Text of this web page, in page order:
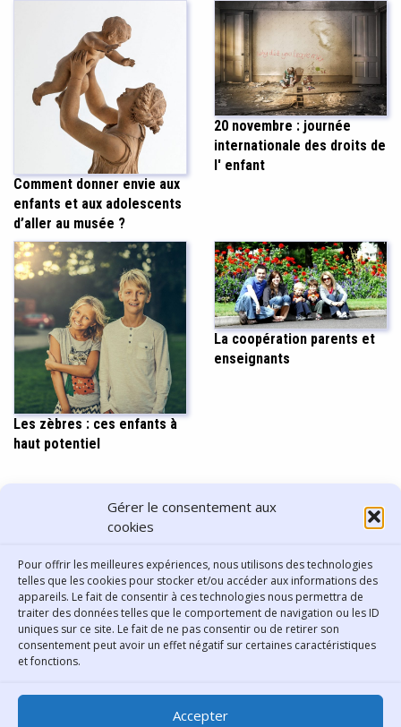
Gérer le consentement aux
cookies
Pour offrir les meilleures expériences, nous utilisons des technologies
telles que les cookies pour stocker et/ou accéder aux informations des
appareils. Le fait de consentir à ces technologies nous permettra de
traiter des données telles que le comportement de navigation ou les ID
uniques sur ce site. Le fait de ne pas consentir ou de retirer son
consentement peut avoir un effet négatif sur certaines caractéristiques
et fonctions.
Accepter
Comment donner envie aux
enfants et aux adolescents
d’aller au musée ?
20 novembre : journée
internationale des droits de
l' enfant
Les zèbres : ces enfants à
haut potentiel
La coopération parents et
enseignants
PARTAGER CET ARTICLE
Bibliothèque municipale de